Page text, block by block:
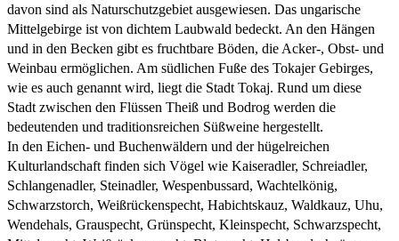
davon sind als Naturschutzgebiet ausgewiesen. Das ungarische
Mittelgebirge ist von dichtem Laubwald bedeckt. An den Hängen
und in den Becken gibt es fruchtbare Böden, die Acker-, Obst- und
Weinbau ermöglichen. Am südlichen Fuße des Tokajer Gebirges,
wie es auch genannt wird, liegt die Stadt Tokaj. Rund um diese
Stadt zwischen den Flüssen Theiß und Bodrog werden die
bedeutenden und traditionsreichen Süßweine hergestellt.
In den Eichen- und Buchenwäldern und der hügelreichen
Kulturlandschaft finden sich Vögel wie Kaiseradler, Schreiadler,
Schlangenadler, Steinadler, Wespenbussard, Wachtelkönig,
Schwarzstorch, Weißrückenspecht, Habichtskauz, Waldkauz, Uhu,
Wendehals, Grauspecht, Grünspecht, Kleinspecht, Schwarzspecht,